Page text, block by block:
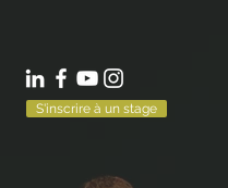
S'inscrire à un stage